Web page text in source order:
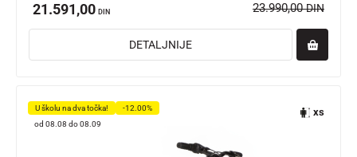
21.591,00 DIN 23.990,00DIN
DETALJNIJE
U školu na dva točka!
-12.00%
od 08.08 do 08.09
xs